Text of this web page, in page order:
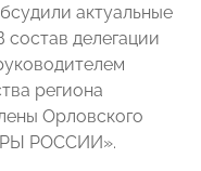
актуальные
делегации
региона
Орловского
РОССИИ».